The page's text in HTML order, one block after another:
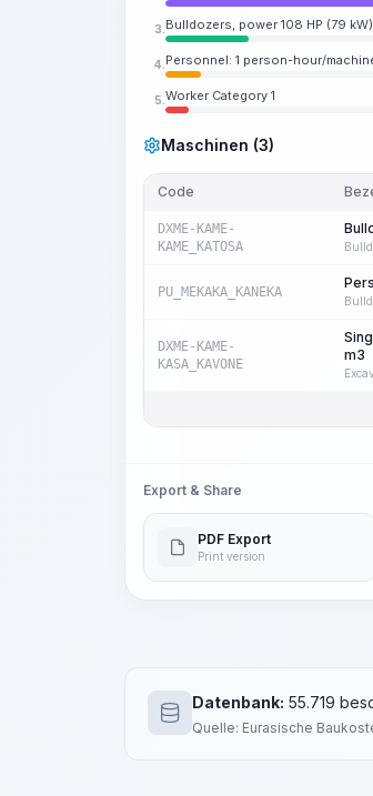
3. Bulldozers, power 108 HP (79 kW)
4. Personnel: 1 person-hour/
5. Worker Category 1
Maschinen (3)
Code
DXME-KAME-
KAME_KATOSA
PU_MEKAKA_KANEKA
DXME-KAME-
KASA_KAVONE
m3
Export & Share
PDF Export
Print version
Datenbank: 55.719
Quelle: Eurasische